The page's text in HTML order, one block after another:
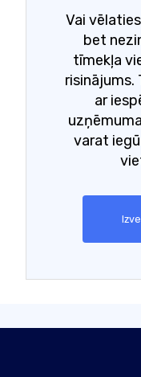
Vai
bet
tīmekļa
risinājums.
ar
varat